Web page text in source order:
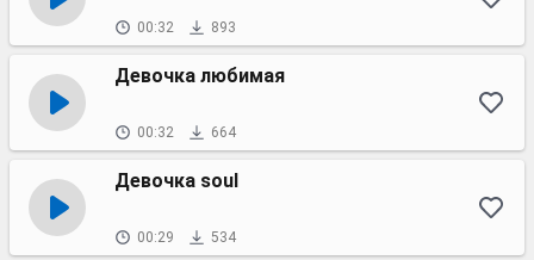
00:32 893
Девочка любимая
00:32 664
Девочка soul
00:29 534